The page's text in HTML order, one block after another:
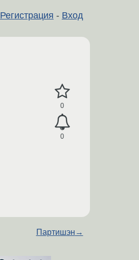
Регистрация - Вход
0
0
Партишэн →